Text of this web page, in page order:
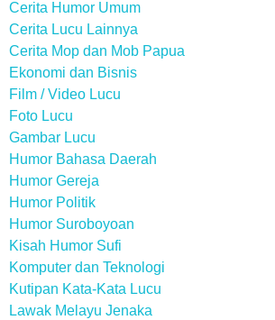
Cerita Humor Umum
Cerita Lucu Lainnya
Cerita Mop dan Mob Papua
Ekonomi dan Bisnis
Film / Video Lucu
Foto Lucu
Gambar Lucu
Humor Bahasa Daerah
Humor Gereja
Humor Politik
Humor Suroboyoan
Kisah Humor Sufi
Komputer dan Teknologi
Kutipan Kata-Kata Lucu
Lawak Melayu Jenaka